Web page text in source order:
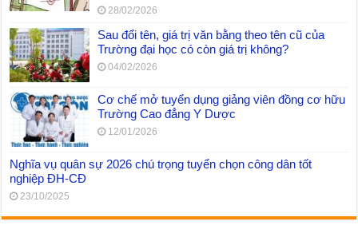
28/02/2026
Sau đổi tên, giá trị văn bằng theo tên cũ của
Trường đại học có còn giá trị không?
04/02/2026
Cơ chế mở tuyển dụng giảng viên đồng cơ hữu
Trường Cao đẳng Y Dược
12/01/2026
Nghĩa vụ quân sự 2026 chú trọng tuyển chọn công dân tốt
nghiệp ĐH-CĐ
23/10/2025